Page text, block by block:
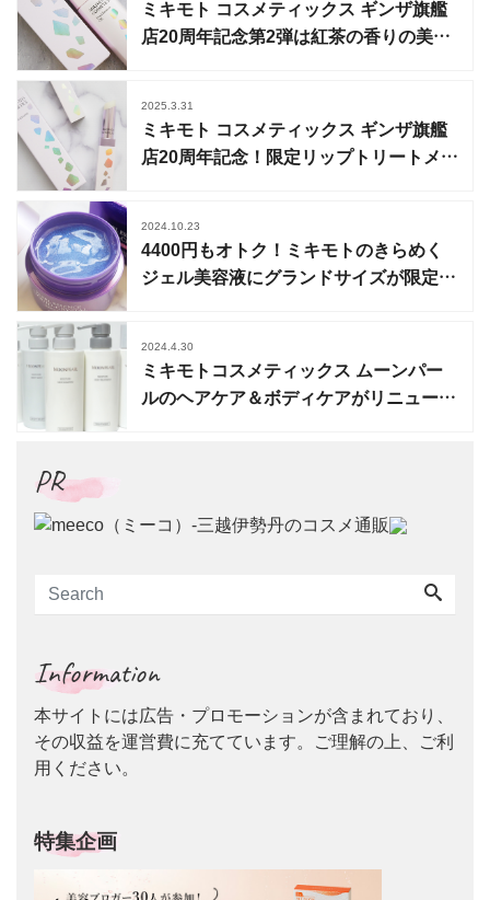
ミキモト コスメティックス ギンザ旗艦
店20周年記念第2弾は紅茶の香りの美容
2025.3.31
ミキモト コスメティックス ギンザ旗艦
店20周年記念！限定リップトリートメン
2024.10.23
4400円もオトク！ミキモトのきらめく
ジェル美容液にグランドサイズが限定登
2024.4.30
ミキモトコスメティックス ムーンパー
ルのヘアケア＆ボディケアがリニューア
PR
Information
本サイトには広告・プロモーションが含まれており、
その収益を運営費に充てています。ご理解の上、ご利
用ください。
特集企画